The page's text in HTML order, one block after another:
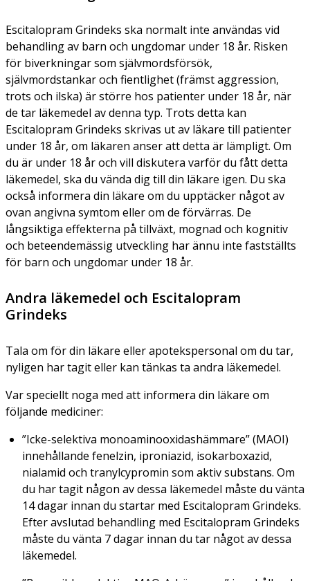
Escitalopram Grindeks ska normalt inte användas vid
behandling av barn och ungdomar under 18 år. Risken
för biverkningar som självmordsförsök,
självmordstankar och fientlighet (främst aggression,
trots och ilska) är större hos patienter under 18 år, när
de tar läkemedel av denna typ. Trots detta kan
Escitalopram Grindeks skrivas ut av läkare till patienter
under 18 år, om läkaren anser att detta är lämpligt. Om
du är under 18 år och vill diskutera varför du fått detta
läkemedel, ska du vända dig till din läkare igen. Du ska
också informera din läkare om du upptäcker något av
ovan angivna symtom eller om de förvärras. De
långsiktiga effekterna på tillväxt, mognad och kognitiv
och beteendemässig utveckling har ännu inte fastställts
för barn och ungdomar under 18 år.
Andra läkemedel och Escitalopram
Grindeks
Tala om för din läkare eller apotekspersonal om du tar,
nyligen har tagit eller kan tänkas ta andra läkemedel.
Var speciellt noga med att informera din läkare om
följande mediciner:
”Icke-selektiva monoaminooxidashämmare” (MAOI)
innehållande fenelzin, iproniazid, isokarboxazid,
nialamid och tranylcypromin som aktiv substans. Om
du har tagit någon av dessa läkemedel måste du vänta
14 dagar innan du startar med Escitalopram Grindeks.
Efter avslutad behandling med Escitalopram Grindeks
måste du vänta 7 dagar innan du tar något av dessa
läkemedel.